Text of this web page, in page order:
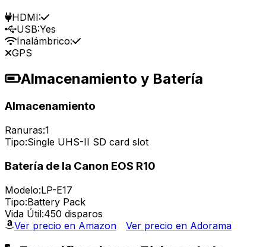
HDMI:
USB:Yes
Inalámbrico:
GPS
Almacenamiento y Batería
Almacenamiento
Ranuras:1
Tipo:Single UHS-II SD card slot
Batería de la Canon EOS R10
Modelo:LP-E17
Tipo:Battery Pack
Vida Útil:450 disparos
Ver precio en Amazon
Ver precio en Adorama